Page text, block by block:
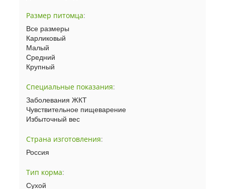
Размер питомца:
Все размеры
Карликовый
Малый
Средний
Крупный
Специальные показания:
Заболевания ЖКТ
Чувствительное пищеварение
Избыточный вес
Страна изготовления:
Россия
Тип корма:
Сухой